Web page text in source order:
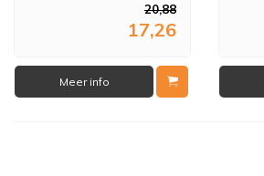
20,88
17,26
Meer info